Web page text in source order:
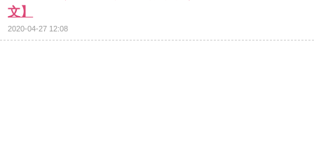
文】
2020-04-27 12:08